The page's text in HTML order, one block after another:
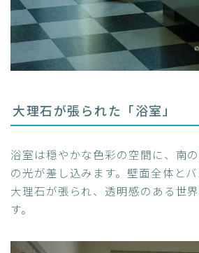
大理石が張られた「浴室」
浴室は穏やかな色彩の空間に、南
の光が差し込みます。壁面全体と
大理石が張られ、透明感のある世
す。